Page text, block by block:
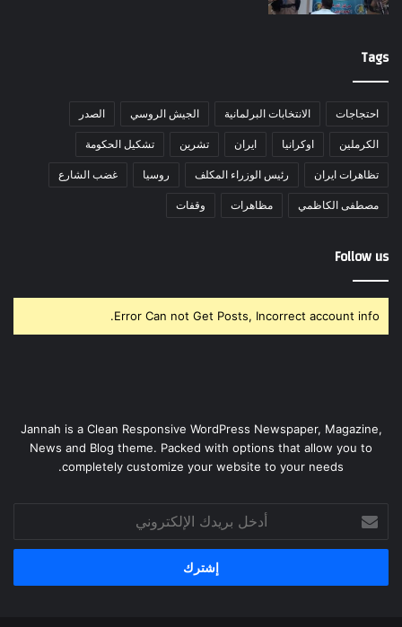
Tags
احتجاجات الانتخابات البرلمانية الجيش الروسي الصدر
الكرملين اوكرانيا ايران تشرين تشكيل الحكومة
تظاهرات ايران رئيس الوزراء المكلف روسيا غضب الشارع
مصطفى الكاظمي مظاهرات وقفات
Follow us
Error Can not Get Posts, Incorrect account info.
Jannah is a Clean Responsive WordPress Newspaper, Magazine,
News and Blog theme. Packed with options that allow you to
completely customize your website to your needs.
بريدك
الإلكتروني